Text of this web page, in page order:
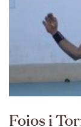
Foios i